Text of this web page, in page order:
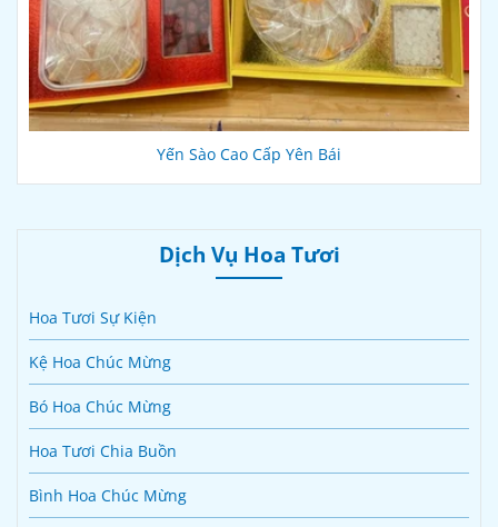
Yến Sào Cao Cấp Yên Bái
Dịch Vụ Hoa Tươi
Hoa Tươi Sự Kiện
Kệ Hoa Chúc Mừng
Bó Hoa Chúc Mừng
Hoa Tươi Chia Buồn
Bình Hoa Chúc Mừng